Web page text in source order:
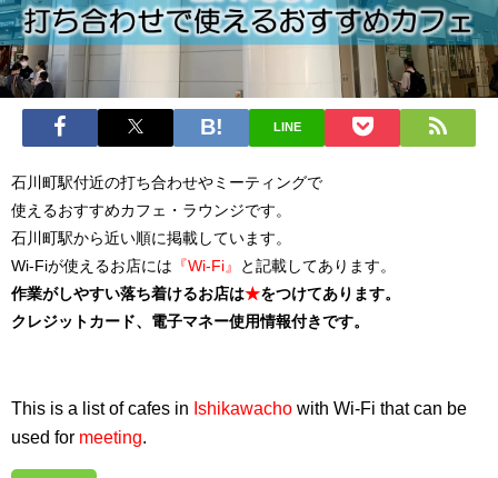
LINE
石川町駅付近の打ち合わせやミーティングで
使えるおすすめカフェ・ラウンジです。
石川町駅から近い順に掲載しています。
Wi-Fiが使えるお店には 『Wi-Fi』
と記載してあります。
作業がしやすい落ち着けるお店は★をつけてあります。
クレジットカード、電子マネー使用情報付きです。
This is a list of cafes in Ishikawacho with Wi-Fi that can be
used for meeting